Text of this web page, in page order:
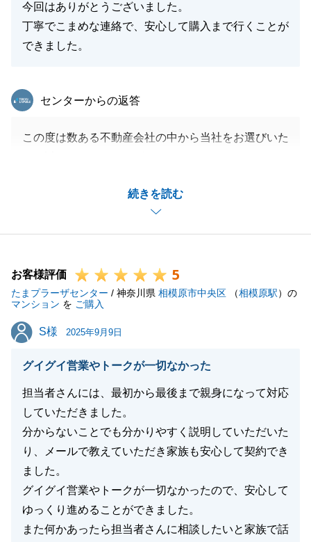
今回はありがとうございました。
丁寧でこまめな連絡で、安心して購入まで行くことが
できました。
続きを読む
東急リバブル
センターからの返答
この度は数ある不動産会社の中から当社をお選びいた
だき安心しております。
もしまた何かご相談等ございましたらお気軽にご連絡
いただけますと幸いでございます。
お客様評価 5
たまプラーザセンター / 神奈川県 相模原市中央区 （相模原駅）の
マンション を ご購入
S様
S様 2025年9月9日
グイグイ営業やトークが一切なかった
担当者さんには、最初から最後まで親身になって対応
していただきました。
分からないことでも分かりやすく説明していただいた
り、メールで教えていただき家族も安心して契約でき
ました。
グイグイ営業やトークが一切なかったので、安心して
ゆっくり進めることができました。
また何かあったら担当者さんに相談したいと家族で話